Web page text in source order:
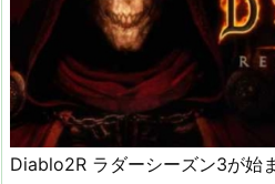
Diablo2R ラダーシーズン3が始